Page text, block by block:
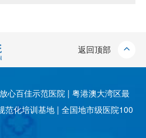
返回顶部
心百佳示范医院 | 粤港澳大湾区最
范化培训基地 | 全国地市级医院100